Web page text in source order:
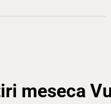
meseca